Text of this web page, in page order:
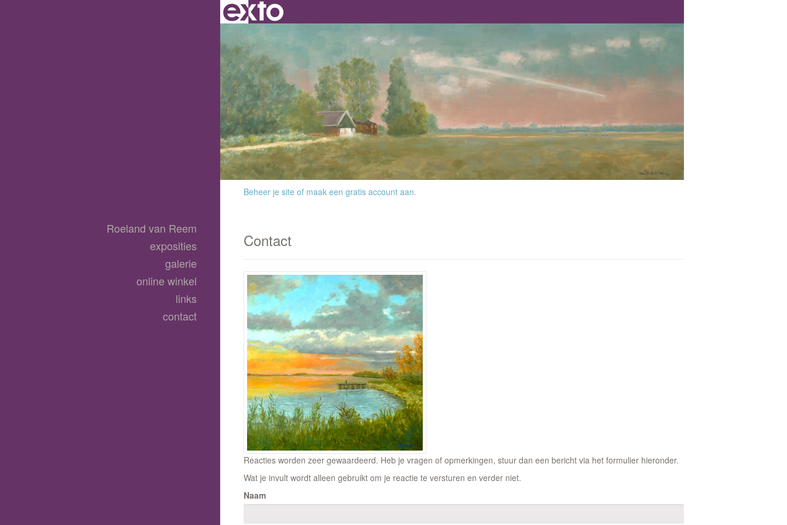
Beheer je site of maak een gratis account aan.
Contact
Reacties worden zeer gewaardeerd. Heb je vragen of opmerkingen, stuur dan een bericht via het formulier hieronder.
Wat je invult wordt alleen gebruikt om je reactie te versturen en verder niet.
Naam
Roeland van Reem
exposities
galerie
online winkel
links
contact